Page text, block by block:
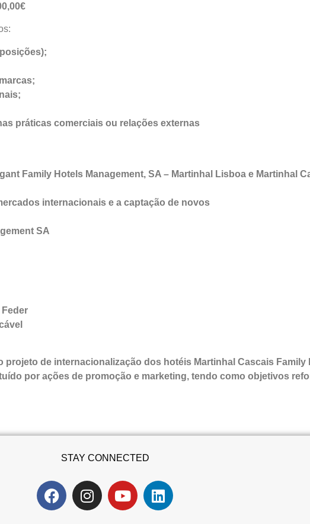
práticas comerciais ou relações externas
Family Hotels Management, SA – Martinhal Lisboa e Martinhal
internacionais e a captação de novos
SA
Feder
projeto de internacionalização dos hotéis Martinhal Cascais Family
por ações de promoção e marketing, tendo como objetivos
STAY CONNECTED